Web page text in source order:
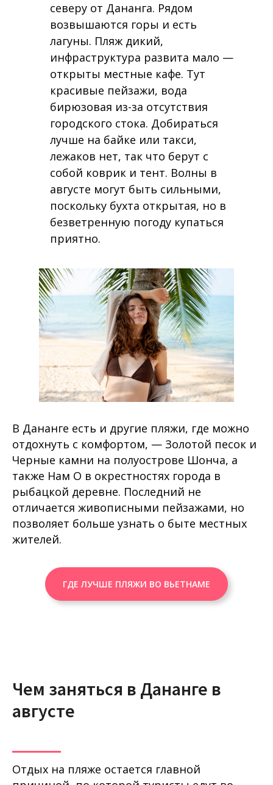
северу от Дананга. Рядом
возвышаются горы и есть
лагуны. Пляж дикий,
инфраструктура развита мало —
открыты местные кафе. Тут
красивые пейзажи, вода
бирюзовая из-за отсутствия
городского стока. Добираться
лучше на байке или такси,
лежаков нет, так что берут с
собой коврик и тент. Волны в
августе могут быть сильными,
поскольку бухта открытая, но в
безветренную погоду купаться
приятно.
В Дананге есть и другие пляжи, где можно
отдохнуть с комфортом, — Золотой песок и
Черные камни на полуострове Шонча, а
также Нам О в окрестностях города в
рыбацкой деревне. Последний не
отличается живописными пейзажами, но
позволяет больше узнать о быте местных
жителей.
ГДЕ ЛУЧШЕ ПЛЯЖИ ВО ВЬЕТНАМЕ
Чем заняться в Дананге в
августе
Отдых на пляже остается главной